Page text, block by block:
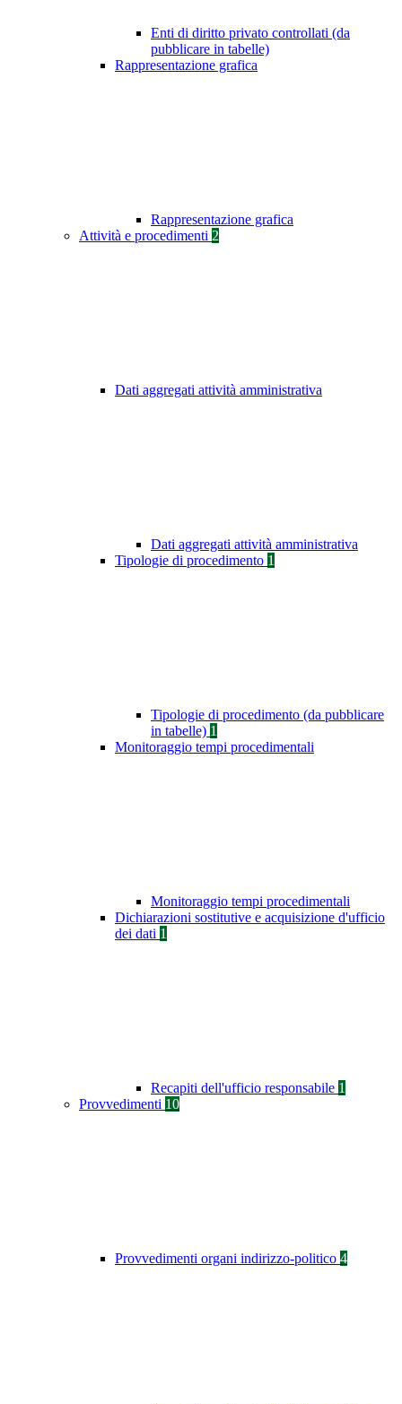
Enti di diritto privato controllati (da
pubblicare in tabelle)
Rappresentazione grafica
Rappresentazione grafica
Attività e procedimenti 2
Dati aggregati attività amministrativa
Dati aggregati attività amministrativa
Tipologie di procedimento 1
Tipologie di procedimento (da pubblicare
in tabelle) 1
Monitoraggio tempi procedimentali
Monitoraggio tempi procedimentali
Dichiarazioni sostitutive e acquisizione d'ufficio
dei dati 1
Recapiti dell'ufficio responsabile 1
Provvedimenti 10
Provvedimenti organi indirizzo-politico 4